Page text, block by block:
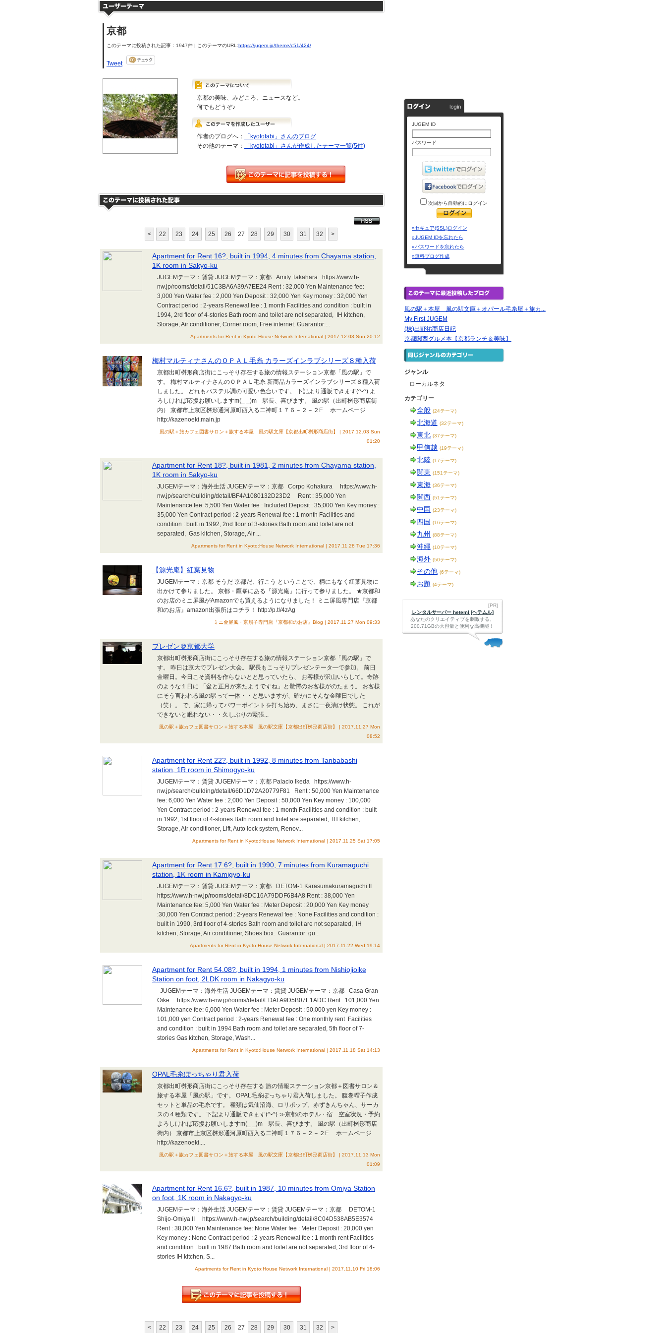
京都
このテーマに投稿された記事：1947件 | このテーマのURL:https://jugem.jp/theme/c51/424/
Tweet
京都の美味、みどころ、ニュースなど。
何でもどうぞ♪
作者のブログへ：
「kyototabi」さんのブログ
その他のテーマ：
「kyototabi」さんが作成したテーマ一覧(5件)
< 22 23 24 25 26 27 28 29 30 31 32 >
Apartment for Rent 16?, built in 1994, 4 minutes from Chayama station,
1K room in Sakyo-ku
JUGEMテーマ：賃貸 JUGEMテーマ：京都 Amity Takahara https://www.h-
nw.jp/rooms/detail/51C3BA6A39A7EE24 Rent : 32,000 Yen Maintenance fee:
3,000 Yen Water fee : 2,000 Yen Deposit : 32,000 Yen Key money : 32,000 Yen
Contract period : 2-years Renewal fee : 1 month Facilities and condition : built in
1994, 2rd floor of 4-stories Bath room and toilet are not separated, IH kitchen,
Storage, Air conditioner, Corner room, Free internet. Guarantor:...
Apartments for Rent in Kyoto:House Network International | 2017.12.03 Sun 20:12
梅村マルティナさんのＯＰＡＬ毛糸 カラーズインラブシリーズ８種入荷
京都出町桝形商店街にこっそり存在する旅の情報ステーション京都「風の駅」で
す。 梅村マルティナさんのＯＰＡＬ毛糸 新商品カラーズインラブシリーズ８種入荷
しました。 どれもパステル調の可愛い色合いです。 下記より通販できます(^-^) よ
ろしければ応援お願いしますm(_ _)m 駅長、喜びます。 風の駅（出町桝形商店街
内） 京都市上京区桝形通河原町西入る二神町１７６－２－２F ホームページ
http://kazenoeki.main.jp
風の駅＋旅カフェ図書サロン＋旅する本屋 風の駅文庫【京都出町桝形商店街】 | 2017.12.03 Sun
01:20
Apartment for Rent 18?, built in 1981, 2 minutes from Chayama station,
1K room in Sakyo-ku
JUGEMテーマ：海外生活 JUGEMテーマ：京都 Corpo Kohakura https://www.h-
nw.jp/search/building/detail/BF4A1080132D23D2 Rent : 35,000 Yen
Maintenance fee: 5,500 Yen Water fee : Included Deposit : 35,000 Yen Key money :
35,000 Yen Contract period : 2-years Renewal fee : 1 month Facilities and
condition : built in 1992, 2nd floor of 3-stories Bath room and toilet are not
separated, Gas kitchen, Storage, Air ...
Apartments for Rent in Kyoto:House Network International | 2017.11.28 Tue 17:36
【源光庵】紅葉見物
JUGEMテーマ：京都 そうだ 京都だ、行こう ということで、柄にもなく紅葉見物に
出かけて参りました。 京都・鷹峯にある『源光庵』に行って参りました。 ★京都和
のお店のミニ屏風がAmazonでも買えるようになりました！ ミニ屏風専門店『京都
和のお店』amazon出張所はコチラ！ http://p.tl/4zAg
ミニ金屏風・京扇子専門店『京都和のお店』Blog | 2017.11.27 Mon 09:33
プレゼン＠京都大学
京都出町桝形商店街にこっそり存在する旅の情報ステーション京都「風の駅」で
す。 昨日は京大でプレゼン大会。 駅長もこっそりプレゼンテータ―で参加。 前日
金曜日。今日こそ資料を作らないとと思っていたら、 お客様が沢山いらして。奇跡
のような１日に 「盆と正月が来たようですね」と驚愕のお客様がのたまう。 お客様
にそう言われる風の駅って一体・・と思いますが、確かにそんな金曜日でした
（笑）。 で、家に帰ってパワーポイントを打ち始め、まさに一夜漬け状態。 これが
できないと眠れない・・久しぶりの緊張...
風の駅＋旅カフェ図書サロン＋旅する本屋 風の駅文庫【京都出町桝形商店街】 | 2017.11.27 Mon
08:52
Apartment for Rent 22?, built in 1992, 8 minutes from Tanbabashi
station, 1R room in Shimogyo-ku
JUGEMテーマ：賃貸 JUGEMテーマ：京都 Palacio Ikeda https://www.h-
nw.jp/search/building/detail/66D1D72A20779F81 Rent : 50,000 Yen Maintenance
fee: 6,000 Yen Water fee : 2,000 Yen Deposit : 50,000 Yen Key money : 100,000
Yen Contract period : 2-years Renewal fee : 1 month Facilities and condition : built
in 1992, 1st floor of 4-stories Bath room and toilet are separated, IH kitchen,
Storage, Air conditioner, Lift, Auto lock system, Renov...
Apartments for Rent in Kyoto:House Network International | 2017.11.25 Sat 17:05
Apartment for Rent 17.6?, built in 1990, 7 minutes from Kuramaguchi
station, 1K room in Kamigyo-ku
JUGEMテーマ：賃貸 JUGEMテーマ：京都 DETOM-1 Karasumakuramaguchi II
https://www.h-nw.jp/rooms/detail/8DC16A79DDF6B4A8 Rent : 38,000 Yen
Maintenance fee: 5,000 Yen Water fee : Meter Deposit : 20,000 Yen Key money
:30,000 Yen Contract period : 2-years Renewal fee : None Facilities and condition :
built in 1990, 3rd floor of 4-stories Bath room and toilet are not separated, IH
kitchen, Storage, Air conditioner, Shoes box. Guarantor: gu...
Apartments for Rent in Kyoto:House Network International | 2017.11.22 Wed 19:14
Apartment for Rent 54.08?, built in 1994, 1 minutes from Nishiojioike
Station on foot, 2LDK room in Nakagyo-ku
JUGEMテーマ：海外生活 JUGEMテーマ：賃貸 JUGEMテーマ：京都 Casa Gran
Oike https://www.h-nw.jp/rooms/detail/EDAFA9D5B07E1ADC Rent : 101,000 Yen
Maintenance fee: 6,000 Yen Water fee : Meter Deposit : 50,000 yen Key money :
101,000 yen Contract period : 2-years Renewal fee : One monthly rent Facilities
and condition : built in 1994 Bath room and toilet are separated, 5th floor of 7-
stories Gas kitchen, Storage, Wash...
Apartments for Rent in Kyoto:House Network International | 2017.11.18 Sat 14:13
OPAL毛糸ぽっちゃり君入荷
京都出町桝形商店街にこっそり存在する 旅の情報ステーション京都＋図書サロン＆
旅する本屋「風の駅」です。 OPAL毛糸ぽっちゃり君入荷しました。 腹巻帽子作成
セットと単品の毛糸です。 種類は気仙沼海、ロリポップ、赤ずきんちゃん、サーカ
スの４種類です。 下記より通販できます(^-^) ≫京都のホテル・宿 空室状況・予約
よろしければ応援お願いしますm(_ _)m 駅長、喜びます。 風の駅（出町桝形商店
街内） 京都市上京区桝形通河原町西入る二神町１７６－２－２F ホームページ
http://kazenoeki....
風の駅＋旅カフェ図書サロン＋旅する本屋 風の駅文庫【京都出町桝形商店街】 | 2017.11.13 Mon
01:09
Apartment for Rent 16.6?, built in 1987, 10 minutes from Omiya Station
on foot, 1K room in Nakagyo-ku
JUGEMテーマ：海外生活 JUGEMテーマ：賃貸 JUGEMテーマ：京都 DETOM-1
Shijo-Omiya II https://www.h-nw.jp/search/building/detail/8C04D538AB5E3574
Rent : 38,000 Yen Maintenance fee: None Water fee : Meter Deposit : 20,000 yen
Key money : None Contract period : 2-years Renewal fee : 1 month rent Facilities
and condition : built in 1987 Bath room and toilet are not separated, 3rd floor of 4-
stories IH kitchen, S...
Apartments for Rent in Kyoto:House Network International | 2017.11.10 Fri 18:06
< 22 23 24 25 26 27 28 29 30 31 32 >
JUGEM ID
パスワード
次回から自動的にログイン
»セキュア(SSL)ログイン
»JUGEM IDを忘れたら
»パスワードを忘れたら
»無料ブログ作成
風の駅＋本屋 風の駅文庫＋オパール毛糸屋＋旅カ...
My First JUGEM
(株)出野祐商店日記
京都関西グルメ本【京都ランチ＆美味】
ジャンル
ローカルネタ
カテゴリー
全般 (24テーマ)
北海道 (32テーマ)
東北 (37テーマ)
甲信越 (19テーマ)
北陸 (17テーマ)
関東 (151テーマ)
東海 (36テーマ)
関西 (51テーマ)
中国 (23テーマ)
四国 (16テーマ)
九州 (88テーマ)
沖縄 (10テーマ)
海外 (50テーマ)
その他 (6テーマ)
お題 (4テーマ)
[PR]
レンタルサーバー heteml [ヘテムル]
あなたのクリエイティブを刺激する、
200.71GBの大容量と便利な高機能！